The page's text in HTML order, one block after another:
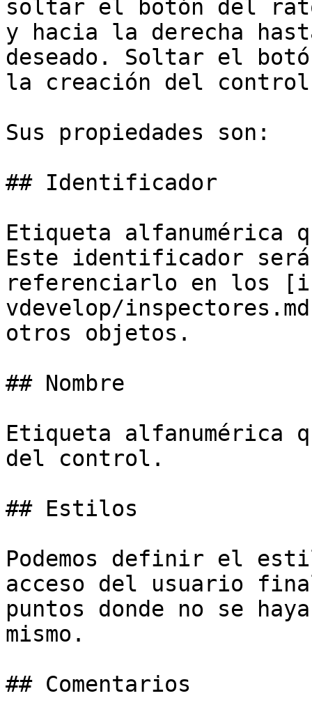
soltar el botón del
y hacia la derecha
deseado. Soltar el
la creación del
Sus propiedades son:
## Identificador
Etiqueta
Este identificador
referenciarlo en los
vdevelop/
otros objetos.
## Nombre
Etiqueta alfanumérica
del control.
## Estilos
Podemos definir el
acceso del usuario
puntos donde no se
mismo.
## Comentarios